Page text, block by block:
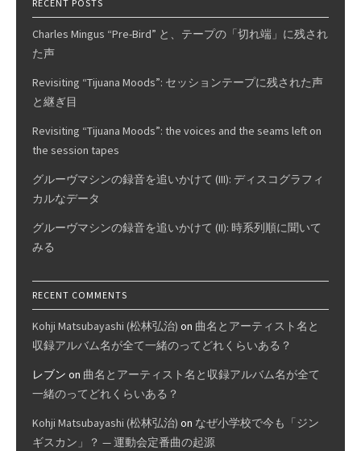
RECENT POSTS
Charles Mingus “Pre-Bird” と、テープの「切れ端」に残され
た声
Revisiting “Tijuana Moods”: セッションテープに残された声
と継ぎ目
Revisiting “Tijuana Moods”: the voices and the seams left on
the session tapes
グルーヴマシンの録音を追いかけて (III): ディスコグラフィ
カルなデータ
グルーヴマシンの録音を追いかけて (II): 時系列順に聞いて
みる
RECENT COMMENTS
Kohji Matsubayashi (松林弘治) on 曲名とアーティスト名と
収録アルバム名が全て一緒のってどれくらいある？
レブン on 曲名とアーティスト名と収録アルバム名が全て
一緒のってどれくらいある？
Kohji Matsubayashi (松林弘治) on なぜ小学校で今も「ジン
ギスカン」？ — 運動会定番曲の起源